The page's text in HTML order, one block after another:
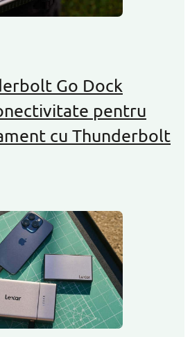
Go Dock
pentru
cu Thunderbolt